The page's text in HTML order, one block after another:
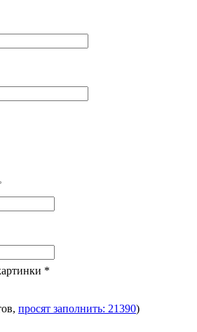
*
просят заполнить: 21390)